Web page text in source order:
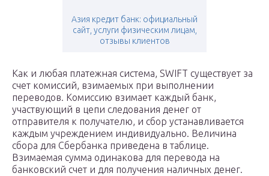
Азия кредит банк: официальный
сайт, услуги физическим лицам,
отзывы клиентов
Как и любая платежная система, SWIFT существует за
счет комиссий, взимаемых при выполнении
переводов. Комиссию взимает каждый банк,
участвующий в цепи следования денег от
отправителя к получателю, и сбор устанавливается
каждым учреждением индивидуально. Величина
сбора для Сбербанка приведена в таблице.
Взимаемая сумма одинакова для перевода на
банковский счет и для получения наличных денег.